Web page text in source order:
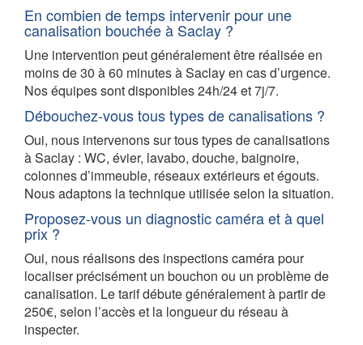
En combien de temps intervenir pour une
canalisation bouchée à Saclay ?
Une intervention peut généralement être réalisée en
moins de 30 à 60 minutes à Saclay en cas d’urgence.
Nos équipes sont disponibles 24h/24 et 7j/7.
Débouchez-vous tous types de canalisations ?
Oui, nous intervenons sur tous types de canalisations
à Saclay : WC, évier, lavabo, douche, baignoire,
colonnes d’immeuble, réseaux extérieurs et égouts.
Nous adaptons la technique utilisée selon la situation.
Proposez-vous un diagnostic caméra et à quel
prix ?
Oui, nous réalisons des inspections caméra pour
localiser précisément un bouchon ou un problème de
canalisation. Le tarif débute généralement à partir de
250€, selon l’accès et la longueur du réseau à
inspecter.